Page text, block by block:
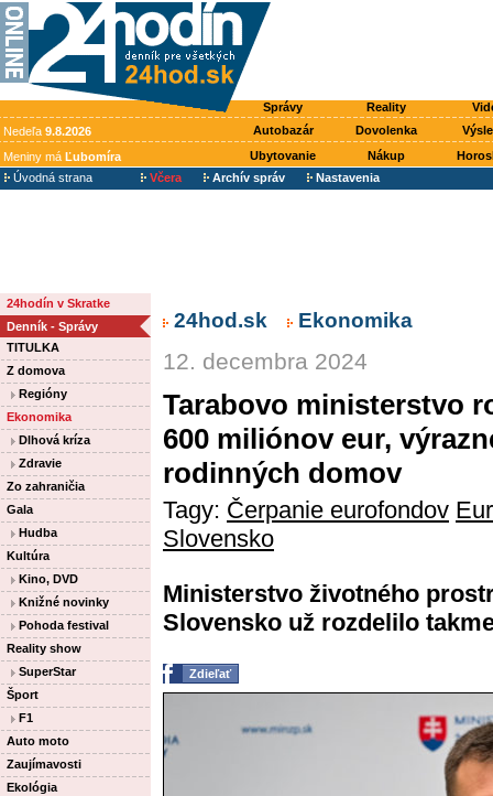
Správy Reality
Nedeľa 9.8.2026 Autobazár Dovolenka
Meniny má Ľubomíra Ubytovanie Nákup
Úvodná strana
Včera Archív správ Nastavenia
24hodín v Skratke
Denník - Správy
TITULKA
Z domova
Regióny
Ekonomika
Dlhová kríza
Zdravie
Zo zahraničia
Gala
Hudba
Kultúra
Kino, DVD
Knižné novinky
Pohoda festival
Reality show
SuperStar
Šport
F1
Auto moto
Zaujímavosti
Ekológia
24hod.sk Ekonomika
12. decembra 2024
Tarabovo ministerstvo
600 miliónov eur,
rodinných domov
Tagy: Čerpanie eurofondov
Slovensko
Ministerstvo životného
Slovensko už rozdelilo
Zdieľať